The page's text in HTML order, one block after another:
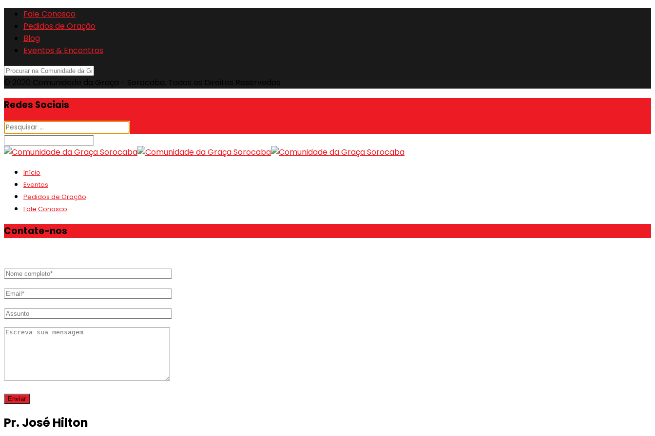
Fale Conosco
Pedidos de Oração
Blog
Eventos & Encontros
© 2020 Comunidade da Graça - Sorocaba. Todos os Direitos Reservados
Redes Sociais
Início
Eventos
Pedidos de Oração
Fale Conosco
Contate-nos
Pr. José Hilton